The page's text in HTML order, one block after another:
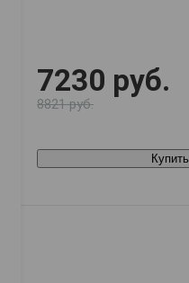
7230 руб.
8821 руб.
Купить